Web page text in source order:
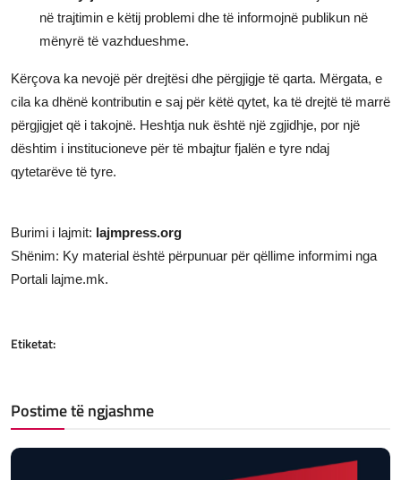
në trajtimin e këtij problemi dhe të informojnë publikun në
mënyrë të vazhdueshme.
Kërçova ka nevojë për drejtësi dhe përgjigje të qarta. Mërgata, e
cila ka dhënë kontributin e saj për këtë qytet, ka të drejtë të marrë
përgjigjet që i takojnë. Heshtja nuk është një zgjidhje, por një
dështim i institucioneve për të mbajtur fjalën e tyre ndaj
qytetarëve të tyre.
Burimi i lajmit: lajmpress.org
Shënim: Ky material është përpunuar për qëllime informimi nga
Portali lajme.mk.
Etiketat:
Postime të ngjashme